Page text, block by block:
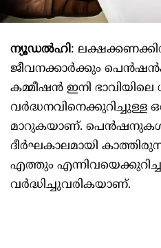
ന്യൂഡൽഹി:
ജീവനക്കാർക്കും
കമ്മീഷൻ ഇനി ഭാവിയിലെ
വർദ്ധനവിനെക്കുറിച്ചുള്ള
മാറുകയാണ്.
ദീർഘകാലമായി
എത്തും
വർദ്ധിച്ചുവരികയാണ്.